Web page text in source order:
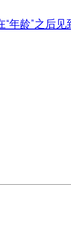
年龄”之后见